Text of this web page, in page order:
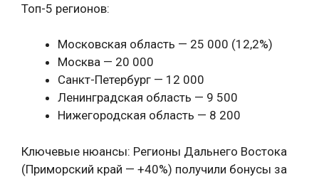
Топ-5 регионов:
Московская область — 25 000 (12,2%)
Москва — 20 000
Санкт-Петербург — 12 000
Ленинградская область — 9 500
Нижегородская область — 8 200
Ключевые нюансы: Регионы Дальнего Востока
(Приморский край — +40%) получили бонусы за